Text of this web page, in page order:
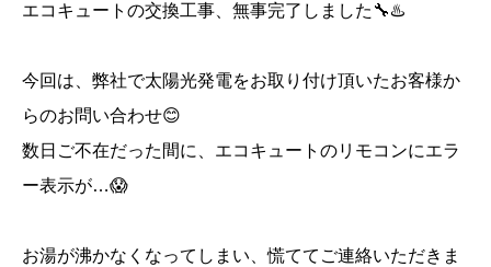
エコキュートの交換工事、無事完了しました🔧♨️
今回は、弊社で太陽光発電をお取り付け頂いたお客様か
らのお問い合わせ😊
数日ご不在だった間に、エコキュートのリモコンにエラ
ー表示が…😱
お湯が沸かなくなってしまい、慌ててご連絡いただきま